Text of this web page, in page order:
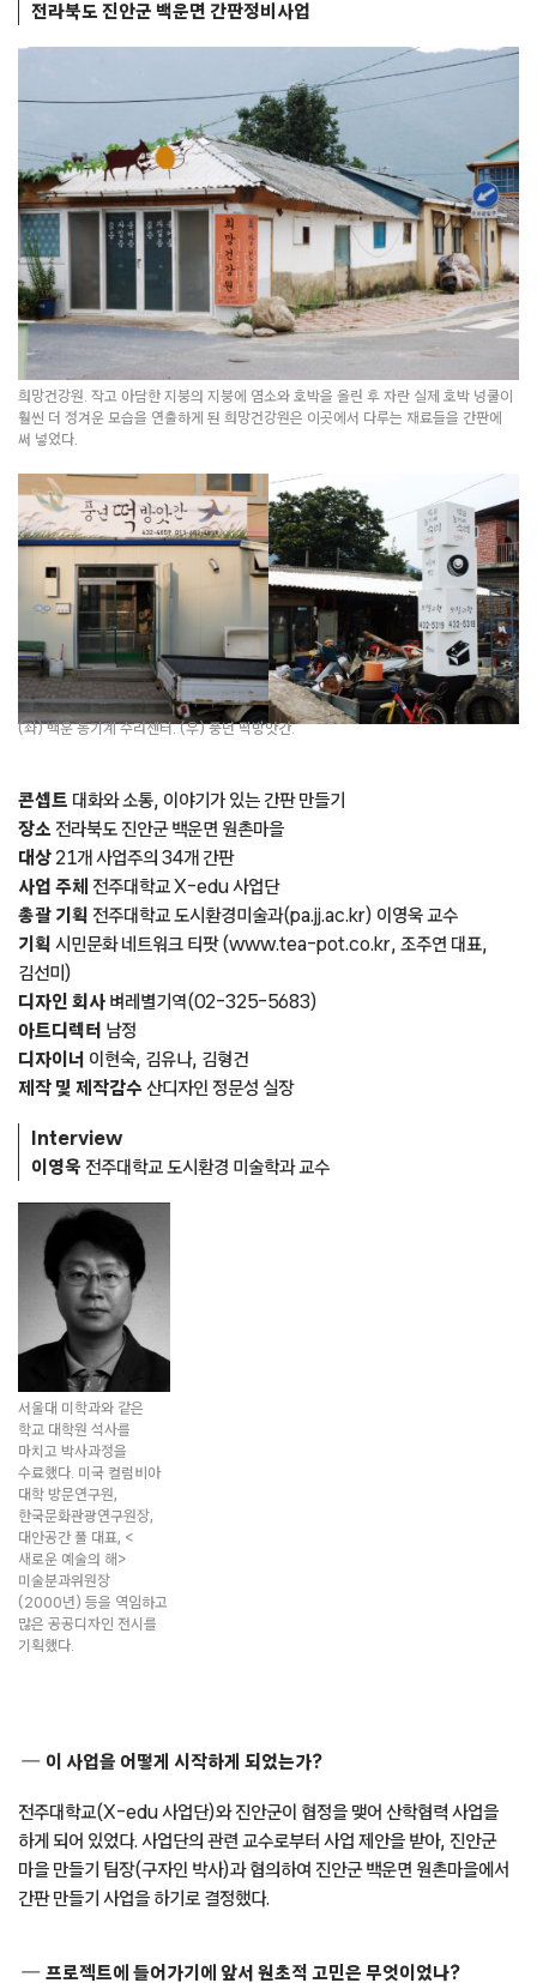
전라북도 진안군 백운면 간판정비사업
희망건강원. 작고 아담한 지붕의 지붕에 염소와 호박을 올린 후 자란 실제 호박 넝쿨이
훨씬 더 정겨운 모습을 연출하게 된 희망건강원은 이곳에서 다루는 재료들을 간판에
써 넣었다.
(좌) 백운 농기계 수리센터. (우) 풍년 떡방앗간.
콘셉트 대화와 소통, 이야기가 있는 간판 만들기
장소 전라북도 진안군 백운면 원촌마을
대상 21개 사업주의 34개 간판
사업 주체
전주대학교 X-edu 사업단
총괄 기획 전주대학교 도시환경미술과(pa.jj.ac.kr) 이영욱 교수
기획 시민문화 네트워크 티팟 (www.tea-pot.co.kr, 조주연 대표,
김선미)
디자인 회사 벼레별기역(02-325-5683)
아트디렉터 남정
디자이너 이현숙, 김유나, 김형건
제작 및 제작감수산디자인 정문성 실장
Interview
이영욱 전주대학교 도시환경 미술학과 교수
서울대 미학과와 같은
학교 대학원 석사를
마치고 박사과정을
수료했다. 미국 컬럼비아
대학 방문연구원,
한국문화관광연구원장,
대안공간 풀 대표, <
새로운 예술의 해>
미술분과위원장
(2000년) 등을 역임하고
많은 공공디자인 전시를
기획했다.
이 사업을 어떻게 시작하게 되었는가?
전주대학교(X-edu 사업단)와 진안군이 협정을 맺어 산학협력 사업을
하게 되어 있었다. 사업단의 관련 교수로부터 사업 제안을 받아, 진안군
마을 만들기 팀장(구자인 박사)과 협의하여 진안군 백운면 원촌마을에서
간판 만들기 사업을 하기로 결정했다.
프로젝트에 들어가기에 앞서 원초적 고민은 무엇이었나?